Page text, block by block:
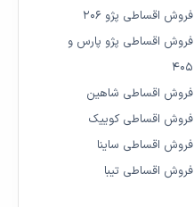
فروش اقساطی پژو ۲۰۶
فروش اقساطی پژو پارس و
۴۰۵
فروش اقساطی شاهین
فروش اقساطی کوییک
فروش اقساطی ساینا
فروش اقساطی تیبا